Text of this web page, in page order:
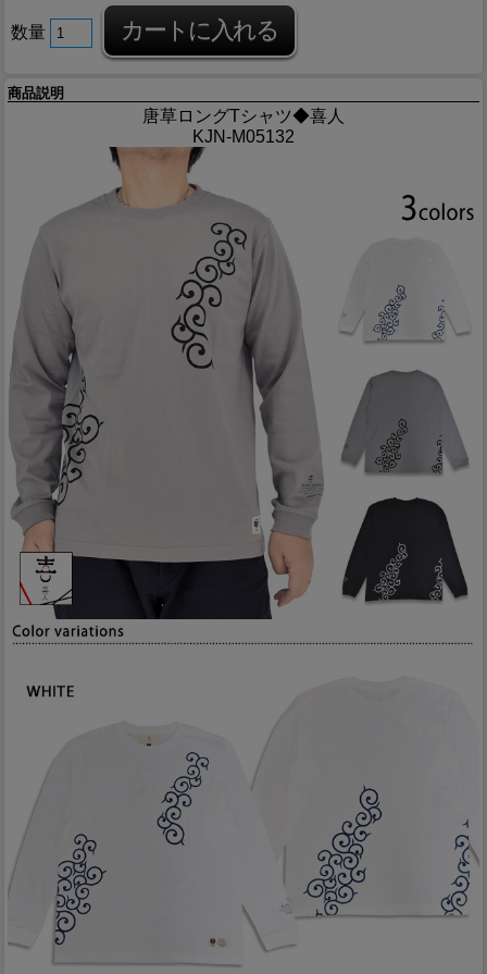
数量
商品説明
唐草ロングTシャツ◆喜人
KJN-M05132